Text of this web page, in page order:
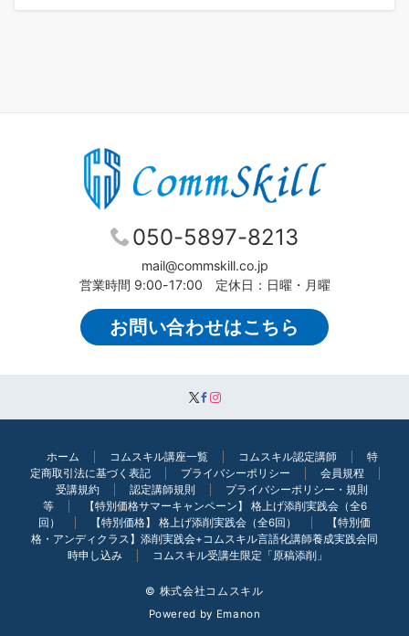
050-5897-8213
mail@commskill.co.jp
営業時間 9:00-17:00 定休日：日曜・月曜
お問い合わせはこちら
ホーム コムスキル講座一覧 コムスキル認定講師
特
定商取引法に基づく表記
プライバシーポリシー
会員規程
受講規約
認定講師規則
プライバシーポリシー・規則
等
【特別価格サマーキャンペーン】 格上げ添削実践会（全6
回）
【特別価格】 格上げ添削実践会（全6回）
【特別価
格・アンディクラス】添削実践会+コムスキル言語化講師養成実践会同
時申し込み
コムスキル受講生限定「原稿添削」
© 株式会社コムスキル
Powered by Emanon